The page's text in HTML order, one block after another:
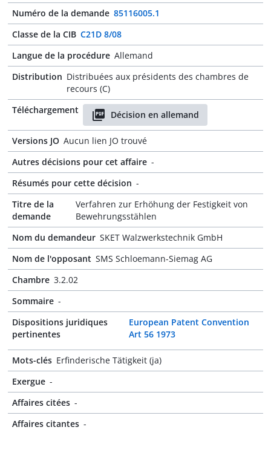
Numéro de la demande 85116005.1
Classe de la CIB C21D 8/08
Langue de la procédure Allemand
Distribution Distribuées aux présidents des chambres de
recours (C)
Téléchargement
Décision en allemand
Versions JO Aucun lien JO trouvé
Autres décisions pour cet affaire -
Résumés pour cette décision -
Titre de la
demande
Verfahren zur Erhöhung der Festigkeit von
Bewehrungsstählen
Nom du demandeur SKET Walzwerkstechnik GmbH
Nom de l'opposant SMS Schloemann-Siemag AG
Chambre 3.2.02
Sommaire -
Dispositions juridiques
pertinentes
European Patent Convention
Art 56 1973
Mots-clés Erfinderische Tätigkeit (ja)
Exergue -
Affaires citées -
Affaires citantes -